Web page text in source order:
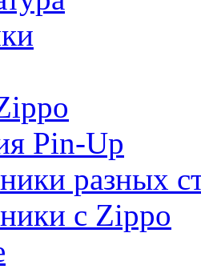
Pin-Up
разных
с Zippo